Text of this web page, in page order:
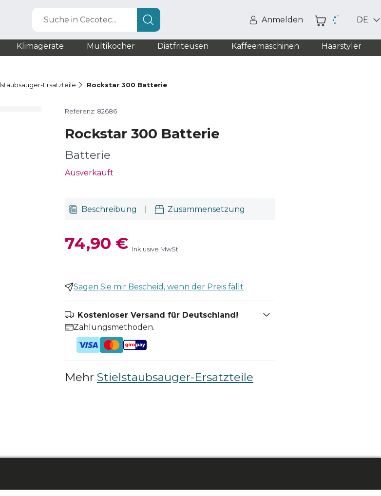
Suche in Cecotec... Anmelden DE
Klimageräte Multikocher Diätfriteusen Kaffeemaschinen Haarstyler
Ersatzteile Rockstar 300 Batterie
Referenz: 82686
Rockstar 300 Batterie
Batterie
Ausverkauft
Beschreibung Zusammensetzung
74,90 € Inklusive MwSt.
Sagen Sie mir Bescheid, wenn der Preis fällt
Kostenloser Versand für Deutschland!
Zahlungsmethoden.
Mehr Stielstaubsauger-Ersatzteile